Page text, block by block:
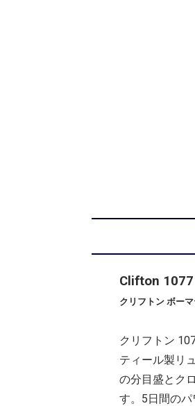
Clifton
クリフトン ボー
クリフトン
ティール製リ
の分目盛とク
す。5日間の